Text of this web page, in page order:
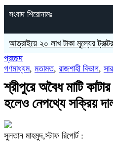
সংবাদ শিরোনামঃ
২০ লাখ টাকা মূল্যের ট্রাক্টর চুরি
প্রচ্ছদ
গণমাধ্যম, মতামত, রাজশাহী বিভাগ,
শ্রীপুরে অবৈধ মাটি
হলেও নেপথ্যে সক্রিয়
সুলতান মাহমুদ,স্টাফ রিপোর্ট :